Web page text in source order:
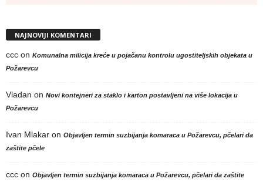
NAJNOVIJI KOMENTARI
ccc on Komunalna milicija kreće u pojačanu kontrolu ugostiteljskih objekata u
Požarevcu
Vladan on Novi kontejneri za staklo i karton postavljeni na više lokacija u
Požarevcu
Ivan Mlakar on Objavljen termin suzbijanja komaraca u Požarevcu, pčelari da
zaštite pčele
ccc on Objavljen termin suzbijanja komaraca u Požarevcu, pčelari da zaštite